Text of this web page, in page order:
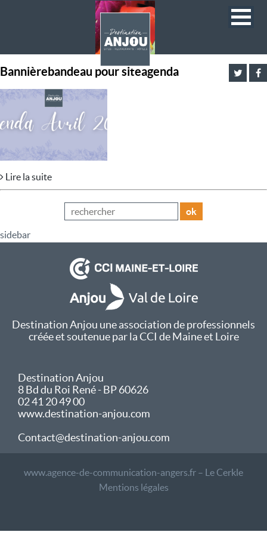
Bannièrebandeau pour siteagenda
Lire la suite
ok
sidebar
Destination Anjou une association de professionnels
créée et soutenue par la CCI de Maine et Loire
Destination Anjou
8 Bd du Roi René - BP 60626
02 41 20 49 00
www.destination-anjou.com
Contact@destination-anjou.com
www.agence-de-communication-angers.fr – Le Cerkle
Mentions légales